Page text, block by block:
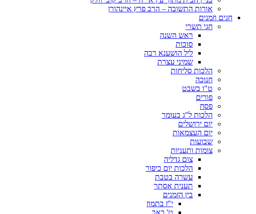
אורות התשובה – הרב פרץ איינהורן
חגים וזמנים
חגי תשרי
ראש השנה
סוכות
ליל הושענא רבה
שמיני עצרת
הלכות סליחות
חנוכה
ט"ו בשבט
פורים
פסח
הלכות ל"ג בעומר
יום ירושלים
יום העצמאות
שבועות
צומות ותעניות
צום גדליה
הלכות יום כיפור
עשרה בטבת
תענית אסתר
בין הזמנים
י"ז בתמוז
ט' באב